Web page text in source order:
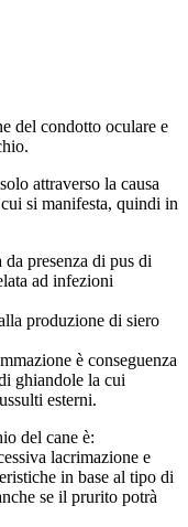
del condotto oculare e
attraverso la causa
si manifesta, quindi in
presenza di pus di
ad infezioni
produzione di siero
è conseguenza
ghiandole la cui
esterni.
del cane è:
lacrimazione e
in base al tipo di
se il prurito potrà